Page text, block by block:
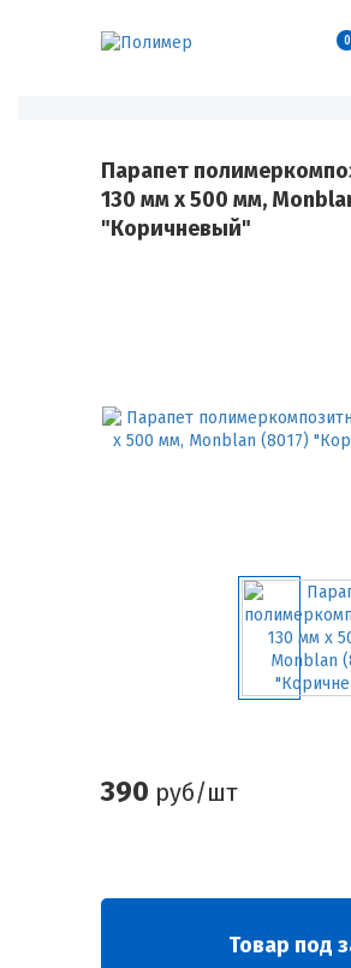
0
Парапет
130 мм х 500 мм,
"Коричневый"
390 руб/шт
Товар под